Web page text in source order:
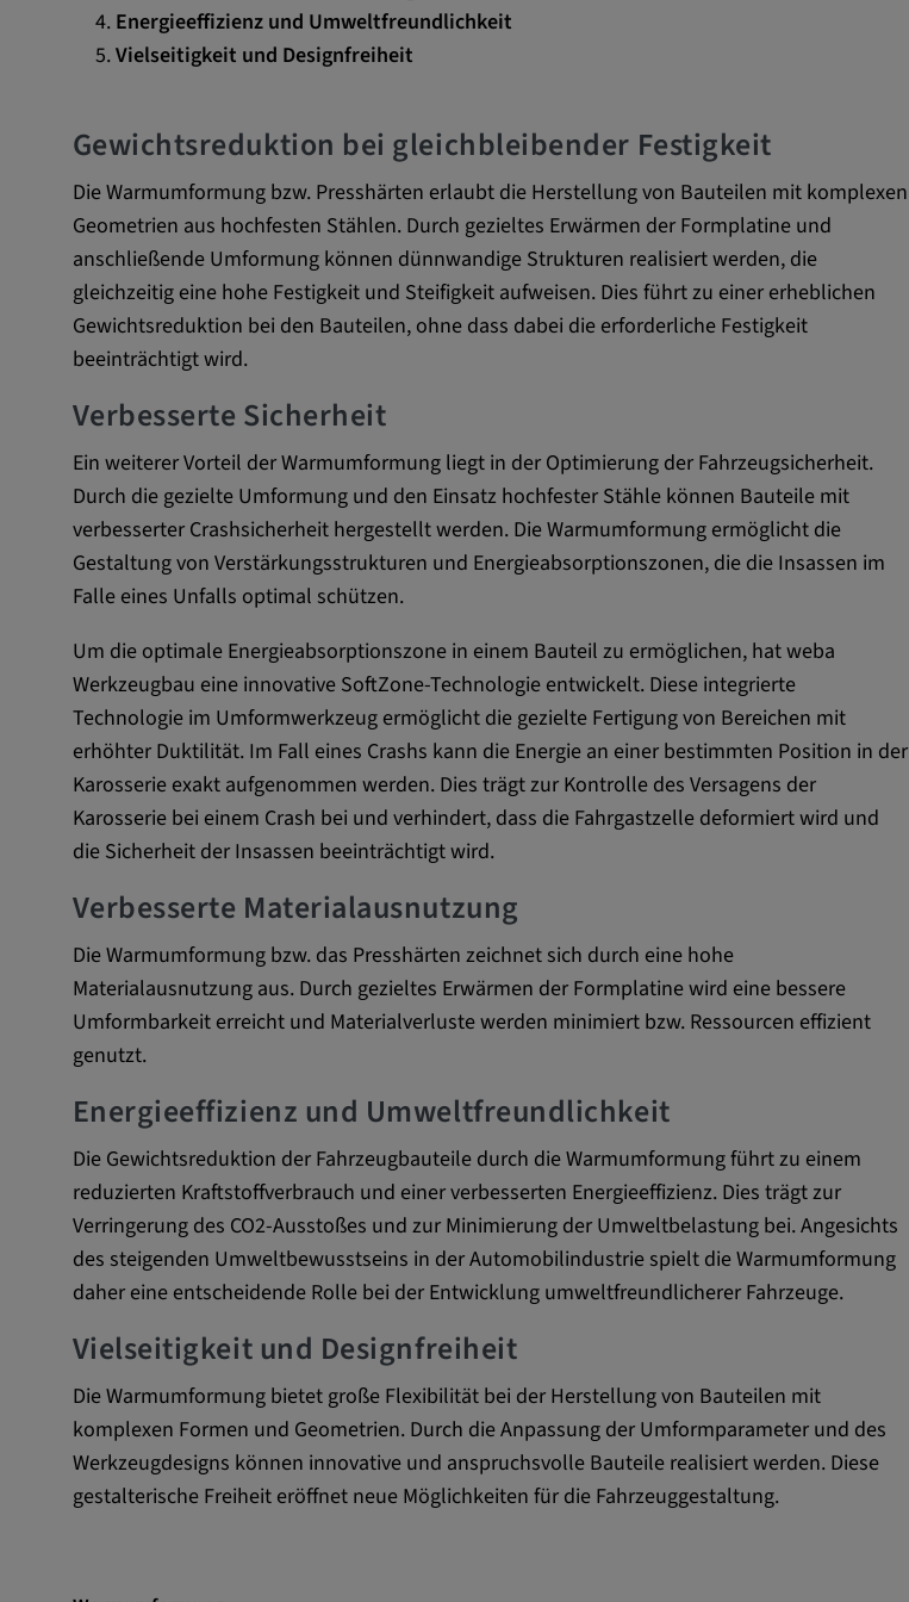
Energieeffizienz und Umweltfreundlichkeit
Vielseitigkeit und Designfreiheit
Gewichtsreduktion bei gleichbleibender Festigkeit
Die Warmumformung bzw. Presshärten erlaubt die Herstellung von Bauteilen mit komplexen
Geometrien aus hochfesten Stählen. Durch gezieltes Erwärmen der Formplatine und
anschließende Umformung können dünnwandige Strukturen realisiert werden, die
gleichzeitig eine hohe Festigkeit und Steifigkeit aufweisen. Dies führt zu einer erheblichen
Gewichtsreduktion bei den Bauteilen, ohne dass dabei die erforderliche Festigkeit
beeinträchtigt wird.
Verbesserte Sicherheit
Ein weiterer Vorteil der Warmumformung liegt in der Optimierung der Fahrzeugsicherheit.
Durch die gezielte Umformung und den Einsatz hochfester Stähle können Bauteile mit
verbesserter Crashsicherheit hergestellt werden. Die Warmumformung ermöglicht die
Gestaltung von Verstärkungsstrukturen und Energieabsorptionszonen, die die Insassen im
Falle eines Unfalls optimal schützen.
Um die optimale Energieabsorptionszone in einem Bauteil zu ermöglichen, hat weba
Werkzeugbau eine innovative SoftZone-Technologie entwickelt. Diese integrierte
Technologie im Umformwerkzeug ermöglicht die gezielte Fertigung von Bereichen mit
erhöhter Duktilität. Im Fall eines Crashs kann die Energie an einer bestimmten Position in der
Karosserie exakt aufgenommen werden. Dies trägt zur Kontrolle des Versagens der
Karosserie bei einem Crash bei und verhindert, dass die Fahrgastzelle deformiert wird und
die Sicherheit der Insassen beeinträchtigt wird.
Verbesserte Materialausnutzung
Die Warmumformung bzw. das Presshärten zeichnet sich durch eine hohe
Materialausnutzung aus. Durch gezieltes Erwärmen der Formplatine wird eine bessere
Umformbarkeit erreicht und Materialverluste werden minimiert bzw. Ressourcen effizient
genutzt.
Energieeffizienz und Umweltfreundlichkeit
Die Gewichtsreduktion der Fahrzeugbauteile durch die Warmumformung führt zu einem
reduzierten Kraftstoffverbrauch und einer verbesserten Energieeffizienz. Dies trägt zur
Verringerung des CO2-Ausstoßes und zur Minimierung der Umweltbelastung bei. Angesichts
des steigenden Umweltbewusstseins in der Automobilindustrie spielt die Warmumformung
daher eine entscheidende Rolle bei der Entwicklung umweltfreundlicherer Fahrzeuge.
Vielseitigkeit und Designfreiheit
Die Warmumformung bietet große Flexibilität bei der Herstellung von Bauteilen mit
komplexen Formen und Geometrien. Durch die Anpassung der Umformparameter und des
Werkzeugdesigns können innovative und anspruchsvolle Bauteile realisiert werden. Diese
gestalterische Freiheit eröffnet neue Möglichkeiten für die Fahrzeuggestaltung.
Externe Medien
Google Maps
Name: DV, SOCS, NID, AEC, CONSENT, OGPC
Anbieter: google.com
Zweck:
Mit diesen Cookie werden die Präferenzen
Cookie Laufzeit: 3 Tage
Youtube
Name:
VISITOR_INFO1_LIVE, YSC, CONSENT,
yt.innertube::nextId, yt.innertube::requests, yt-
remote-cast-installed, yt-remote-connected-
check-period, yt-remote-session-app, yt-
remote-session-name, IDE, LOGIN_INFO,
PREF, LOGIN_INFO, PREF,
SEARCH_SAMESITE, OGPC, OTZ, NID,
1P_JAR, DSID, APISID, HSID, SSID, SID,
SAPISID, SIDCC, yt-player-headers-
readable,
ytidb::LAST_RESULT_ENTRY_KEY, yt-
bandwidth
Anbieter: youtube.com, google.com, doubleclick.net
Zweck:
VISITOR_INFO1_LIVE wird genutzt, um
Probleme mit dem Dienst zu erkennen und zu
Aktionen eines Nutzers zuzuordnen.
Cookie Laufzeit: 1 Jahr
Vimeo
Name:
_mkto_trk, singular_device_id, _vis_opt_s,
_gcl_au, FPAU, _rdt_uuid, _zitok,
_vis_opt_exp_124_combi,
_vis_opt_exp_140_combi, _vwo_ds, _uetvid,
ajs_anonymous_id, _vwo_uuid,
_vwo_uuid_v2, _ga, _ga_W66Y5HELXX,